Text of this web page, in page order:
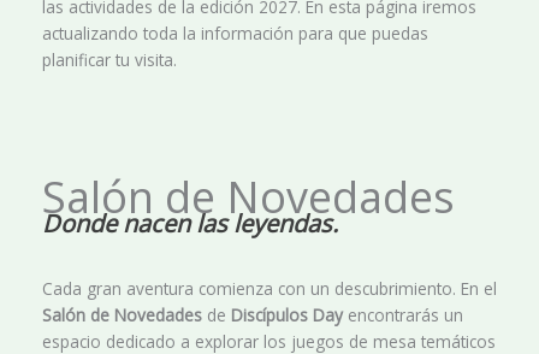
las actividades de la edición 2027. En esta página iremos
actualizando toda la información para que puedas
planificar tu visita.
Salón de Novedades
Donde nacen las leyendas.
Cada gran aventura comienza con un descubrimiento. En el
Salón de Novedades de Discípulos Dayencontrarás un
espacio dedicado a explorar los juegos de mesa temáticos